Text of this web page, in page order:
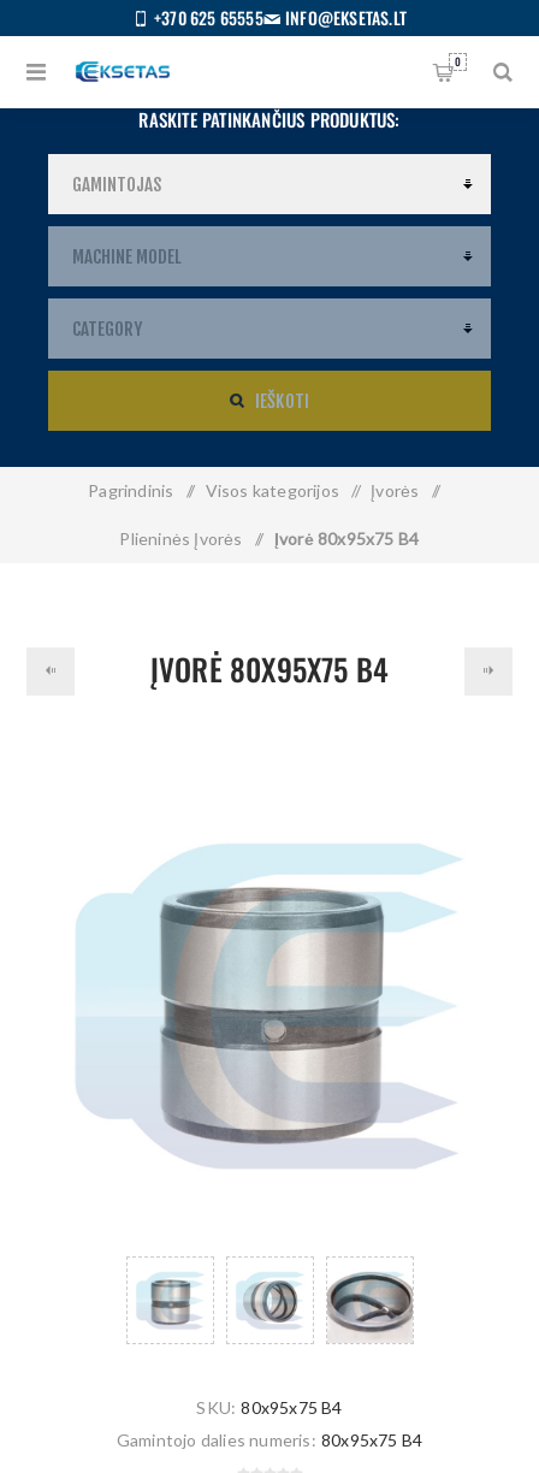
+370 625 65555 INFO@EKSETAS.LT
0
RASKITE PATINKANČIUS PRODUKTUS:
IEŠKOTI
Pagrindinis / Visos kategorijos / Įvorės /
Plieninės Įvorės / Įvorė 80x95x75 B4
ĮVORĖ 80X95X75 B4
SKU: 80x95x75 B4
Gamintojo dalies numeris: 80x95x75 B4